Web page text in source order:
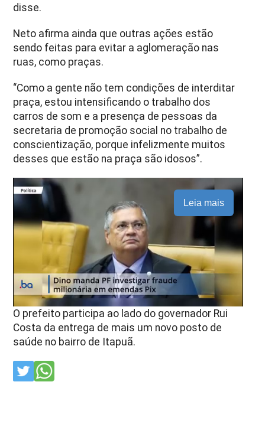
disse.
Neto afirma ainda que outras ações estão
sendo feitas para evitar a aglomeração nas
ruas, como praças.
“Como a gente não tem condições de interditar
praça, estou intensificando o trabalho dos
carros de som e a presença de pessoas da
secretaria de promoção social no trabalho de
conscientização, porque infelizmente muitos
desses que estão na praça são idosos”.
Leia mais
O prefeito participa ao lado do governador Rui
Costa da entrega de mais um novo posto de
saúde no bairro de Itapuã.